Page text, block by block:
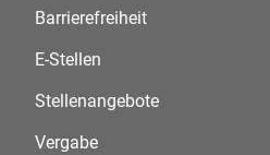
Barrierefreiheit
E-Stellen
Stellenangebote
Vergabe